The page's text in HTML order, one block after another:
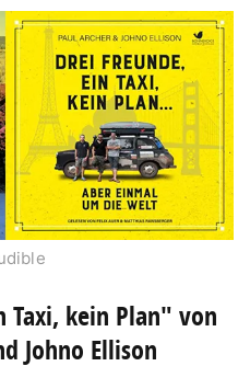
Taxi, kein Plan" von
Johno Ellison